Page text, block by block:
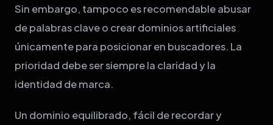
Sin embargo, tampoco es recomendable abusar
de palabras clave o crear dominios artificiales
únicamente para posicionar en buscadores. La
prioridad debe ser siempre la claridad y la
identidad de marca.
Un dominio equilibrado, fácil de recordar y